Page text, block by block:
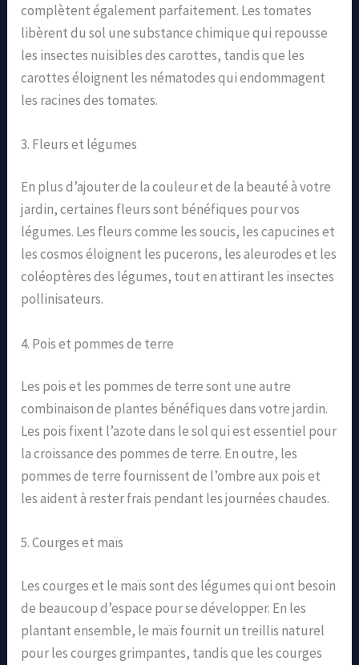
complètent également parfaitement. Les tomates
libèrent du sol une substance chimique qui repousse
les insectes nuisibles des carottes, tandis que les
carottes éloignent les nématodes qui endommagent
les racines des tomates.
3. Fleurs et légumes
En plus d’ajouter de la couleur et de la beauté à votre
jardin, certaines fleurs sont bénéfiques pour vos
légumes. Les fleurs comme les soucis, les capucines et
les cosmos éloignent les pucerons, les aleurodes et les
coléoptères des légumes, tout en attirant les insectes
pollinisateurs.
4. Pois et pommes de terre
Les pois et les pommes de terre sont une autre
combinaison de plantes bénéfiques dans votre jardin.
Les pois fixent l’azote dans le sol qui est essentiel pour
la croissance des pommes de terre. En outre, les
pommes de terre fournissent de l’ombre aux pois et
les aident à rester frais pendant les journées chaudes.
5. Courges et maïs
Les courges et le maïs sont des légumes qui ont besoin
de beaucoup d’espace pour se développer. En les
plantant ensemble, le maïs fournit un treillis naturel
pour les courges grimpantes, tandis que les courges